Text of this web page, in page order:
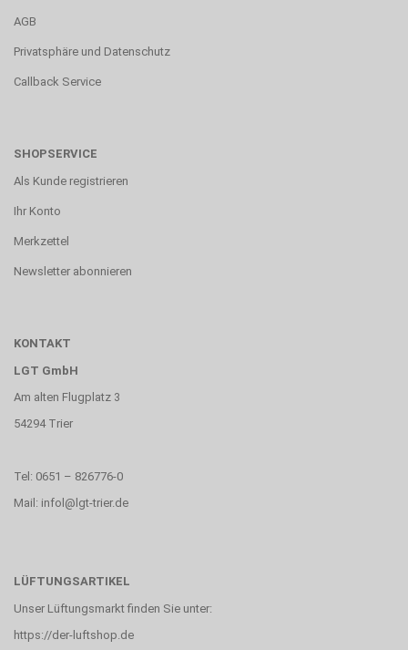
AGB
Privatsphäre und Datenschutz
Callback Service
SHOPSERVICE
Als Kunde registrieren
Ihr Konto
Merkzettel
Newsletter abonnieren
KONTAKT
LGT GmbH
Am alten Flugplatz 3
54294 Trier
Tel: 0651 – 826776-0
Mail: infol@lgt-trier.de
LÜFTUNGSARTIKEL
Unser Lüftungsmarkt finden Sie unter:
https://der-luftshop.de